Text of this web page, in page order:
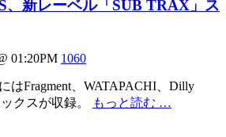
、新レーベル「SUB TRAX」ス
01:20PM 1060
はFragment、WATAPACHI、Dilly
クスが収録。
もっと読む …